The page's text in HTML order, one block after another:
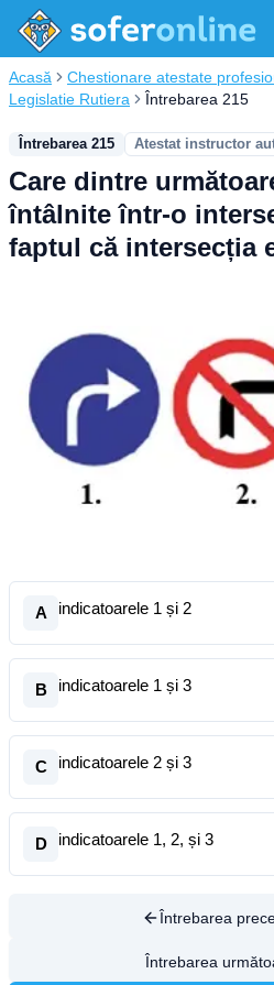
Acasă Chestionare atestate
Legislatie Rutiera
Întrebarea 215
Întrebarea 215 Atestat instructor
Care dintre
întâlnite într-o
faptul că intersecția
A indicatoarele 1 și 2
B indicatoarele 1 și 3
C indicatoarele 2 și 3
D indicatoarele 1, 2, și 3
Întrebarea
Întrebarea